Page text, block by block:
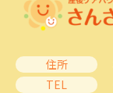
住所
TEL